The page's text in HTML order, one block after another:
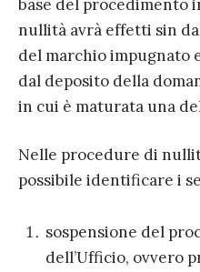
base del procedimento
nullità avrà effetti sin
del marchio impugnato
dal deposito della
in cui è maturata una
Nelle procedure di
possibile identificare i
sospensione del
dell’Ufficio, ovvero